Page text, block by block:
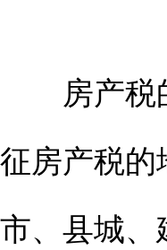
房产税的
征房产税
市、县城